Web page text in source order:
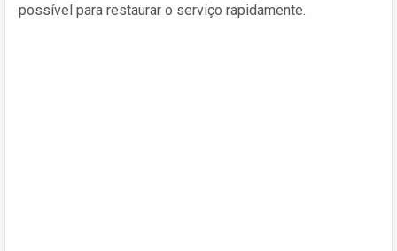
possível para restaurar o serviço rapidamente.